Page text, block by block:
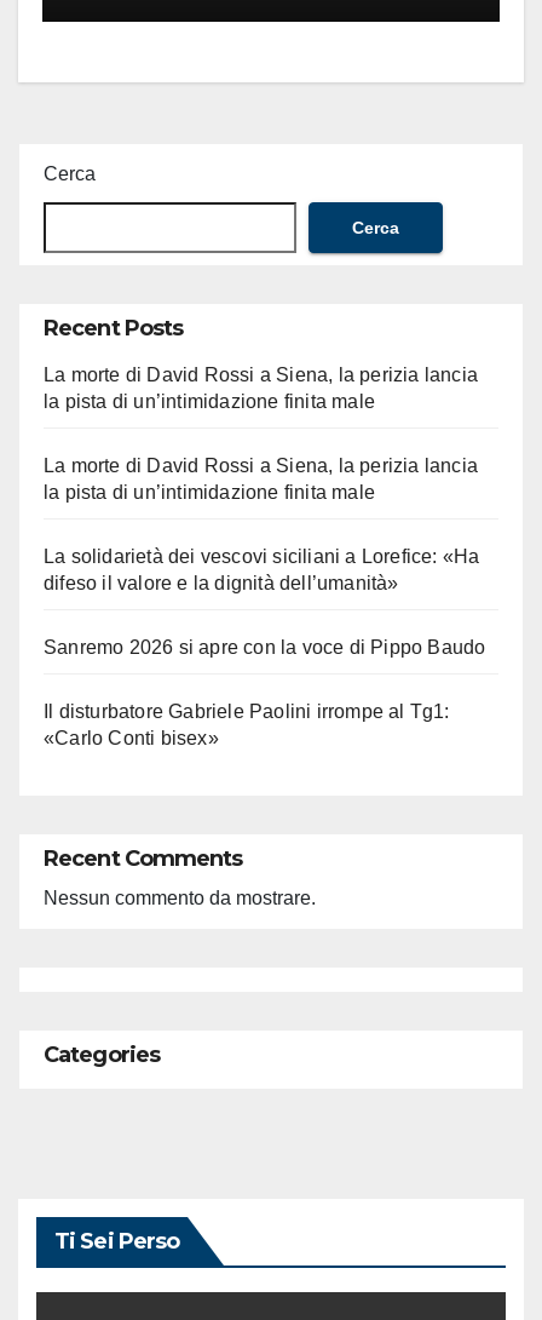
Cerca
Cerca
Recent Posts
La morte di David Rossi a Siena, la perizia lancia
la pista di un’intimidazione finita male
La morte di David Rossi a Siena, la perizia lancia
la pista di un’intimidazione finita male
La solidarietà dei vescovi siciliani a Lorefice: «Ha
difeso il valore e la dignità dell’umanità»
Sanremo 2026 si apre con la voce di Pippo Baudo
Il disturbatore Gabriele Paolini irrompe al Tg1:
«Carlo Conti bisex»
Recent Comments
Nessun commento da mostrare.
Categories
Ti Sei Perso